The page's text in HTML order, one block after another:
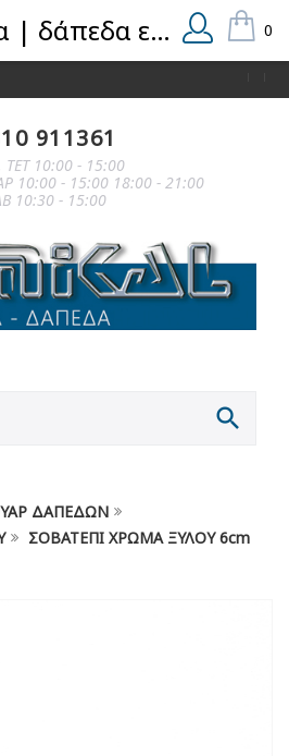
0
911361
ΤΕΤ 10:00 - 15:00
10:00 - 15:00 18:00 - 21:00
10:30 - 15:00
ΔΑΠΕΔΩΝ
ΣΟΒΑΤΕΠΙ ΧΡΩΜΑ ΞΥΛΟΥ 6cm
Κουφώματα | δάπεδα εσωτερικά και εξωτερικά | domical.gr